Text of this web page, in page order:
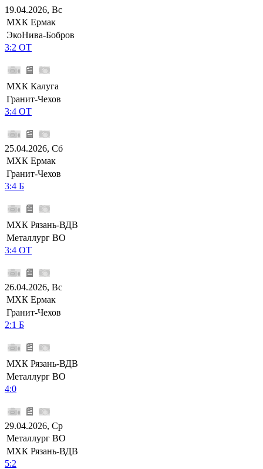
19.04.2026, Вс
МХК Ермак
ЭкоНива-Бобров
3:2 ОТ
МХК Калуга
Гранит-Чехов
3:4 ОТ
25.04.2026, Сб
МХК Ермак
Гранит-Чехов
3:4 Б
МХК Рязань-ВДВ
Металлург ВО
3:4 ОТ
26.04.2026, Вс
МХК Ермак
Гранит-Чехов
2:1 Б
МХК Рязань-ВДВ
Металлург ВО
4:0
29.04.2026, Ср
Металлург ВО
МХК Рязань-ВДВ
5:2